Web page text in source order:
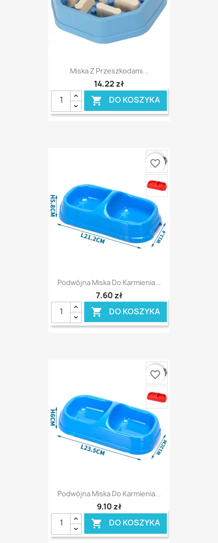
Miska Z Przeszkodami...
14,22 zł
 DO KOSZYKA
Podwójna Miska Do Karmienia...
7,60 zł
 DO KOSZYKA
favorite_border
Podwójna Miska Do Karmienia...
9,10 zł
 DO KOSZYKA
favorite_border